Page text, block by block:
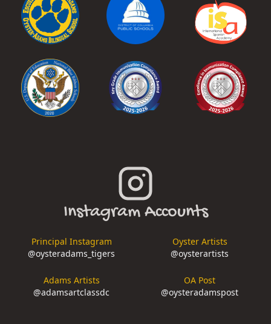
Instagram Accounts
Principal Instagram
@oysteradams_tigers
Oyster Artists
@oysterartists
Adams Artists
@adamsartclassdc
OA Post
@oysteradamspost